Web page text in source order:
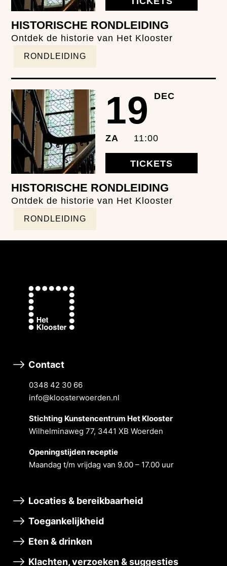
HISTORISCHE RONDLEIDING
Ontdek de historie van Het Klooster
RONDLEIDING
19 DEC
ZA 11:00
TICKETS
HISTORISCHE RONDLEIDING
Ontdek de historie van Het Klooster
RONDLEIDING
Contact
0348 42 30 66
info@kloosterwoerden.nl
Stichting Kunstencentrum Het Klooster
Wilhelminaweg 77, 3441 XB Woerden
Openingstĳden receptie
Maandag t/m vrĳdag van 9.00 – 17.00 uur
Locaties & bereikbaarheid
Toegankelijkheid
Eten & drinken
Klachten, verzoeken & suggesties